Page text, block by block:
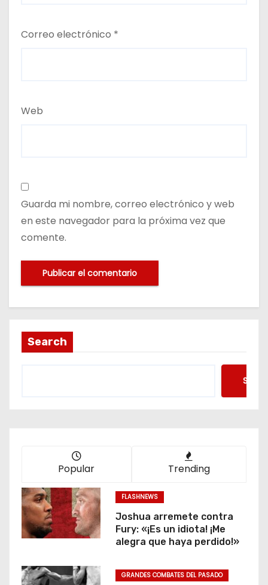
Correo electrónico *
Web
Guarda mi nombre, correo electrónico y web
en este navegador para la próxima vez que
comente.
Search
Popular Trending
FLASHNEWS
Joshua arremete contra
Fury: «¡Es un idiota! ¡Me
alegra que haya perdido!»
GRANDES COMBATES DEL PASADO